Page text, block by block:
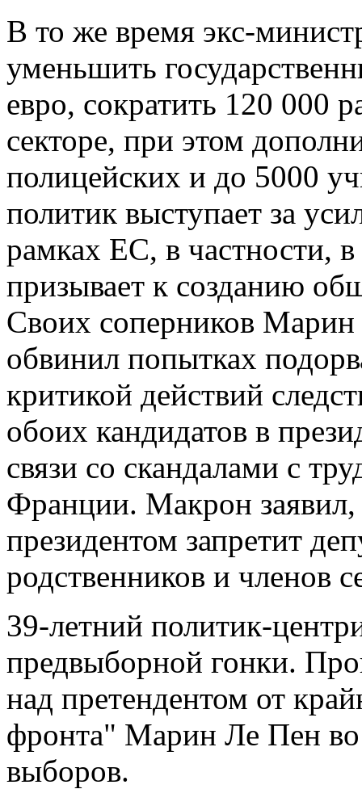
В то же время экс-
уменьшить
евро, сократить 120 000
секторе, при этом
полицейских и до 5000
политик выступает за
рамках ЕС, в частности,
призывает к созданию
Своих соперников
обвинил попытках
критикой действий
обоих кандидатов в
связи со скандалами с
Франции. Макрон заявил,
президентом запретит
родственников и членов
39-летний политик-
предвыборной гонки.
над претендентом от
фронта" Марин Ле Пен во
выборов.